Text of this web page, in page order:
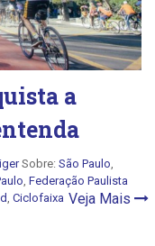
a
Sobre: São Paulo
Federação Paulista
Ciclofaixa Veja Mais